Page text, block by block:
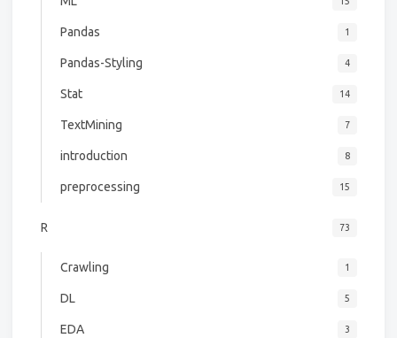
Pandas 1
Pandas-Styling 4
Stat 14
TextMining 7
introduction 8
preprocessing 15
R 73
Crawling 1
DL 5
EDA 3